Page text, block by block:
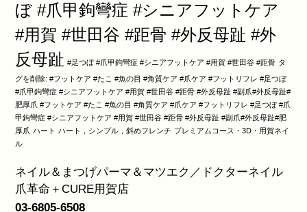
ぼ #爪甲鉤彎症 #シニアフットケア
#用賀 #世田谷 #距骨 #外反母趾 #外
反母趾 #足つぼ #爪甲鉤彎症 #シニアフットケア #用賀 #世田谷 #距骨 タ
グを削除: #フットケア #たこ #魚の目 #角質ケア #爪ケア #フットリフレ #足つぼ
#爪甲鉤彎症 #シニアフットケア #用賀 #世田谷 #距骨 #外反母趾 #副爪#外反母趾#
肥厚爪 #フットケア #たこ #魚の目 #角質ケア #爪ケア #フットリフレ #足つぼ #爪
甲鉤彎症 #シニアフットケア #用賀 #世田谷 #距骨 #外反母趾 #副爪#外反母趾#肥
厚爪 ハート ハート，シンプル，斜めフレンチ プレミアムコース・3D・用賀ネイ
ル
ネイル＆まつげパーマ＆マツエク／ドクターネイル
爪革命＋CURE用賀店
03-6805-6508